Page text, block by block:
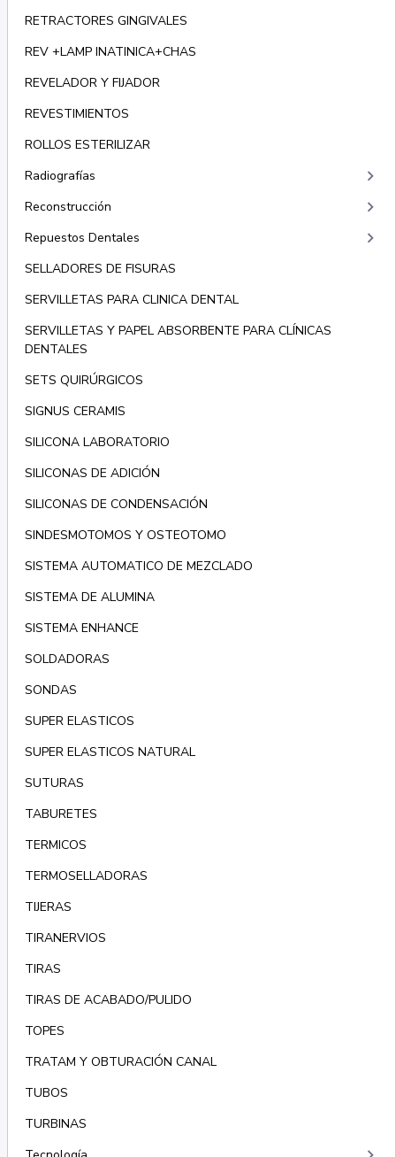
RETRACTORES GINGIVALES
REV +LAMP INATINICA+CHAS
REVELADOR Y FIJADOR
REVESTIMIENTOS
ROLLOS ESTERILIZAR
Radiografías
keyboard_arrow_right
Reconstrucción keyboard_arrow_right
Repuestos Dentales keyboard_arrow_right
SELLADORES DE FISURAS
SERVILLETAS PARA CLINICA DENTAL
SERVILLETAS Y PAPEL ABSORBENTE PARA CLÍNICAS
DENTALES
SETS QUIRÚRGICOS
SIGNUS CERAMIS
SILICONA LABORATORIO
SILICONAS DE ADICIÓN
SILICONAS DE CONDENSACIÓN
SINDESMOTOMOS Y OSTEOTOMO
SISTEMA AUTOMATICO DE MEZCLADO
SISTEMA DE ALUMINA
SISTEMA ENHANCE
SOLDADORAS
SONDAS
SUPER ELASTICOS
SUPER ELASTICOS NATURAL
SUTURAS
TABURETES
TERMICOS
TERMOSELLADORAS
TIJERAS
TIRANERVIOS
TIRAS
TIRAS DE ACABADO/PULIDO
TOPES
TRATAM Y OBTURACIÓN CANAL
TUBOS
TURBINAS